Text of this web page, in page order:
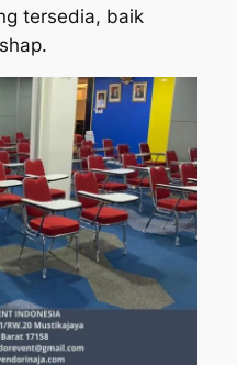
tersedia, baik